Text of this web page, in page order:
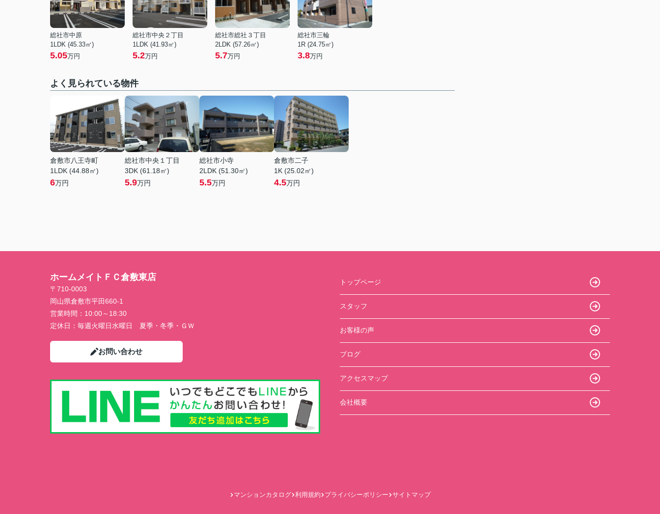
総社市中原
1LDK (45.33㎡)
5.05万円
総社市中央２丁目
1LDK (41.93㎡)
5.2万円
総社市総社３丁目
2LDK (57.26㎡)
5.7万円
総社市三輪
1R (24.75㎡)
3.8万円
よく見られている物件
倉敷市八王寺町
1LDK (44.88㎡)
6万円
総社市中央１丁目
3DK (61.18㎡)
5.9万円
総社市小寺
2LDK (51.30㎡)
5.5万円
倉敷市二子
1K (25.02㎡)
4.5万円
ホームメイトＦＣ倉敷東店
〒710-0003
岡山県倉敷市平田660-1
営業時間： 10:00～18:30
定休日： 毎週火曜日水曜日 夏季・冬季・ＧＷ
お問い合わせ
トップページ
スタッフ
お客様の声
ブログ
アクセスマップ
会社概要
マンションカタログ 利用規約 プライバシーポリシー サイトマップ